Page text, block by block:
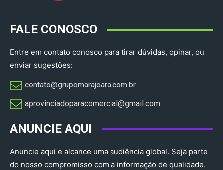
FALE CONOSCO
Entre em contato conosco para tirar dúvidas, opinar, ou
enviar sugestões:
contato@grupomarajoara.com.br
aprovinciadoparacomercial@gmail.com​
ANUNCIE AQUI
Anuncie aqui e alcance uma audiência global. Seja parte
do nosso compromisso com a informação de qualidade.